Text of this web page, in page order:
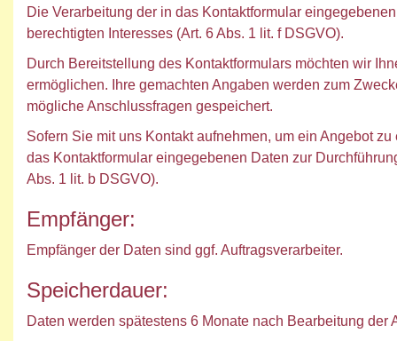
Die Verarbeitung der in das Kontaktformular
berechtigten Interesses (Art. 6 Abs. 1 lit. f DSGVO).
Durch Bereitstellung des Kontaktformulars möchten wir
ermöglichen. Ihre gemachten Angaben werden zum
mögliche Anschlussfragen gespeichert.
Sofern Sie mit uns Kontakt aufnehmen, um ein Angebot
das Kontaktformular eingegebenen Daten zur
Abs. 1 lit. b DSGVO).
Empfänger:
Empfänger der Daten sind ggf. Auftragsverarbeiter.
Speicherdauer:
Daten werden spätestens 6 Monate nach Bearbeitung der